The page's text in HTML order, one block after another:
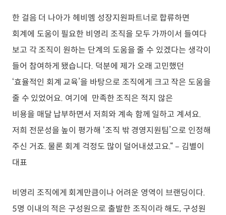
한 걸음 더 나아가 헤비멤 성장지원파트너로 합류하면
회계에 도움이 필요한 비영리 조직을 모두 가까이서 들여다
보고 각 조직이 원하는 단계의 도움을 줄 수 있겠다는 생각이
들어 참여하게 됐습니다. 덕분에 제가 오래 고민했던
‘효율적인 회계 교육’을 바탕으로 조직에게 크고 작은 도움을
줄 수 있었어요. 여기에 만족한 조직은 적지 않은
비용을 매달 납부하면서 저희와 계속 함께 일하고 계셔요.
저희 전문성을 높이 평가해 ‘조직 밖 경영지원팀’으로 인정해
주신 거죠. 물론 회계 걱정도 많이 덜어내셨고요.“ – 김별이
대표
비영리 조직에게 회계만큼이나 어려운 영역이 브랜딩이다.
5명 이내의 적은 구성원으로 출발한 조직이라 해도, 구성원